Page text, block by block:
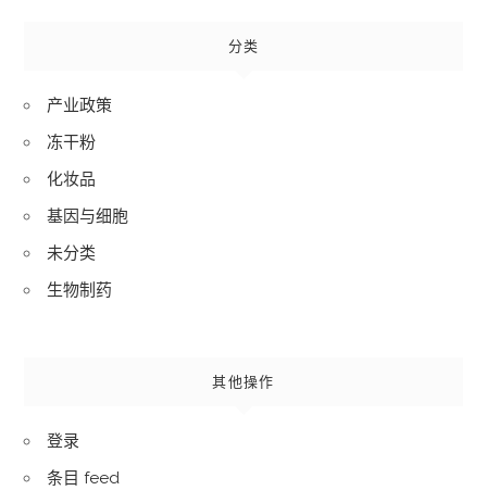
分类
产业政策
冻干粉
化妆品
基因与细胞
未分类
生物制药
其他操作
登录
条目 feed